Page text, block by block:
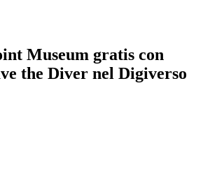
Museum gratis con
the Diver nel Digiverso